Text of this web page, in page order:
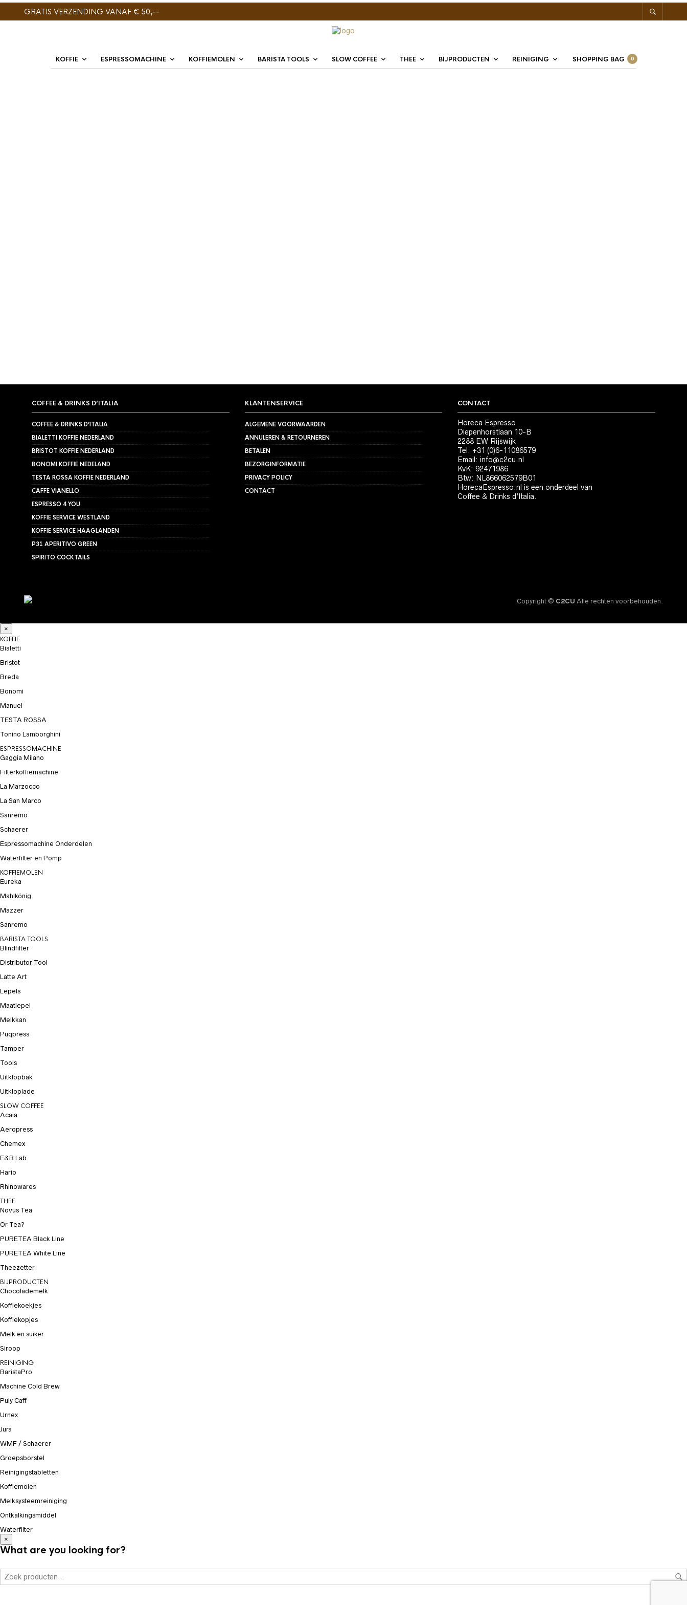
GRATIS VERZENDING VANAF € 50,--
KOFFIE ESPRESSOMACHINE KOFFIEMOLEN BARISTA TOOLS SLOW COFFEE THEE BIJPRODUCTEN REINIGING SHOPPING BAG 0
COFFEE & DRINKS D’ITALIA
COFFEE & DRINKS D’ITALIA
BIALETTI KOFFIE NEDERLAND
BRISTOT KOFFIE NEDERLAND
BONOMI KOFFIE NEDELAND
TESTA ROSSA KOFFIE NEDERLAND
CAFFE VIANELLO
ESPRESSO 4 YOU
KOFFIE SERVICE WESTLAND
KOFFIE SERVICE HAAGLANDEN
P31 APERITIVO GREEN
SPIRITO COCKTAILS
KLANTENSERVICE
ALGEMENE VOORWAARDEN
ANNULEREN & RETOURNEREN
BETALEN
BEZORGINFORMATIE
PRIVACY POLICY
CONTACT
CONTACT
Horeca Espresso
Diepenhorstlaan 10-B
2288 EW Rijswijk
Tel: +31 (0)6-11086579
Email:info@c2cu.nl
KvK: 92471986
Btw: NL866062579B01
HorecaEspresso.nl is een onderdeel van
Coffee & Drinks d’Italia.
Copyright © C2CU Alle rechten voorbehouden.
×
KOFFIE
Bialetti
Bristot
Breda
Bonomi
Manuel
TESTA ROSSA
Tonino Lamborghini
ESPRESSOMACHINE
Gaggia Milano
Filterkoffiemachine
La Marzocco
La San Marco
Sanremo
Schaerer
Espressomachine Onderdelen
Waterfilter en Pomp
KOFFIEMOLEN
Eureka
Mahlkönig
Mazzer
Sanremo
BARISTA TOOLS
Blindfilter
Distributor Tool
Latte Art
Lepels
Maatlepel
Melkkan
Puqpress
Tamper
Tools
Uitklopbak
Uitkloplade
SLOW COFFEE
Acaia
Aeropress
Chemex
E&B Lab
Hario
Rhinowares
THEE
Novus Tea
Or Tea?
PURETEA Black Line
PURETEA White Line
Theezetter
BIJPRODUCTEN
Chocolademelk
Koffiekoekjes
Koffiekopjes
Melk en suiker
Siroop
REINIGING
BaristaPro
Machine Cold Brew
Puly Caff
Urnex
Jura
WMF / Schaerer
Groepsborstel
Reinigingstabletten
Koffiemolen
Melksysteemreiniging
Ontkalkingsmiddel
Waterfilter
×
What are you looking for?